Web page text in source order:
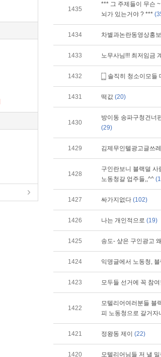
1435
*** 그 주제들이 무슨
뇌가 있는거야 ? ***
1434 차별과논란동영상홍
1433 노무사님!!! 최저임금
1432 솔직히 청소이모들
1431 떡값 (20)
1430
방이동 송파구청건너
(29)
1429 김제무인텔광고글쓰
1428
구인란보니 블랙덜 사
노동청갈 업주들,,^^
1427 싸가지없다 (102)
1426 나는 개인적으로 (19)
1425 송도- 샾은 구인광고
1424 익명글에서 노동청,
1423 모두들 선거에 꼭 참
1422
모텔리어여러분들 블
피 노동청으로 갈거자
1421 정왕동 제이 (22)
1420 모텔리어님들 저 낼